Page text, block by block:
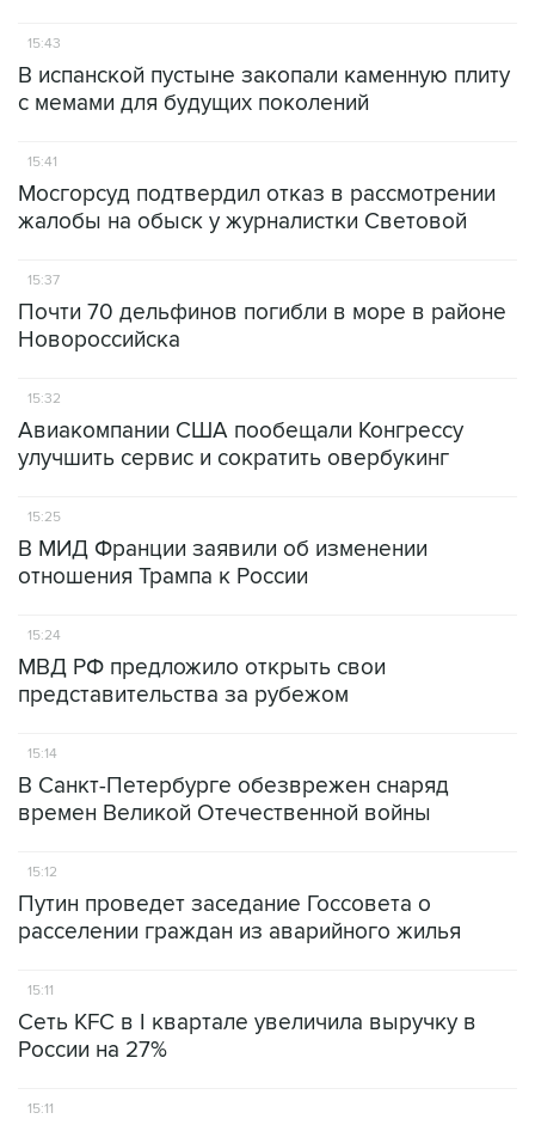
15:43
В испанской пустыне закопали каменную плиту
с мемами для будущих поколений
15:41
Мосгорсуд подтвердил отказ в рассмотрении
жалобы на обыск у журналистки Световой
15:37
Почти 70 дельфинов погибли в море в районе
Новороссийска
15:32
Авиакомпании США пообещали Конгрессу
улучшить сервис и сократить овербукинг
15:25
В МИД Франции заявили об изменении
отношения Трампа к России
15:24
МВД РФ предложило открыть свои
представительства за рубежом
15:14
В Санкт-Петербурге обезврежен снаряд
времен Великой Отечественной войны
15:12
Путин проведет заседание Госсовета о
расселении граждан из аварийного жилья
15:11
Сеть KFC в I квартале увеличила выручку в
России на 27%
15:11